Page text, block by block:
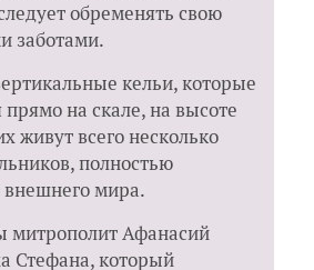
обременять свою
заботами.
кельи, которые
прямо на скале, на высоте
живут всего несколько
полностью
внешнего мира.
митрополит Афанасий
Стефана, который